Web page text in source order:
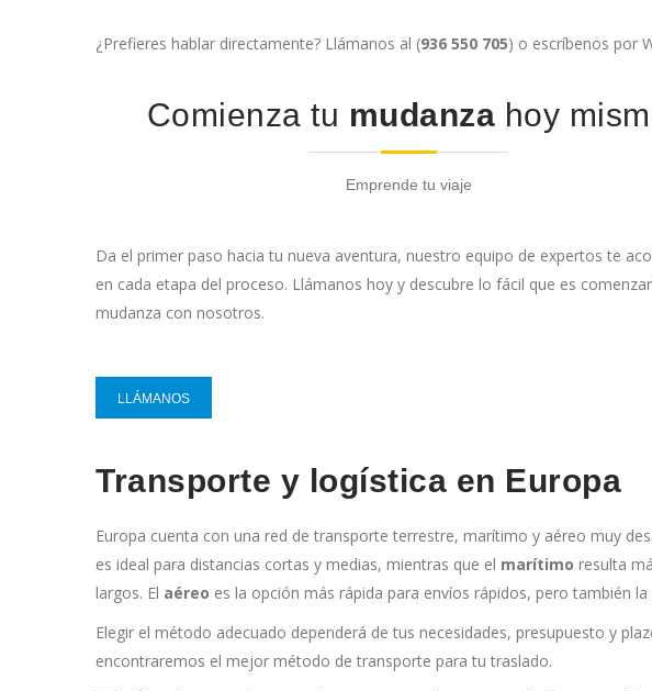
¿Prefieres hablar directamente? Llámanos al (936 550 705) o escríbenos por
Comienza tu mudanza hoy
Emprende tu viaje
Da el primer paso hacia tu nueva aventura, nuestro equipo de expertos te
en cada etapa del proceso. Llámanos hoy y descubre lo fácil que es
mudanza con nosotros.
LLÁMANOS
Transporte y logística en Europa
Europa cuenta con una red de transporte terrestre, marítimo y aéreo muy
es ideal para distancias cortas y medias, mientras que el marítimo resulta
largos. El aéreo es la opción más rápida para envíos rápidos, pero también
Elegir el método adecuado dependerá de tus necesidades, presupuesto y
encontraremos el mejor método de transporte para tu traslado.